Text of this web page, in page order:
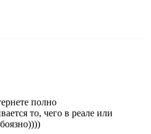
полно
то, чего в реале или